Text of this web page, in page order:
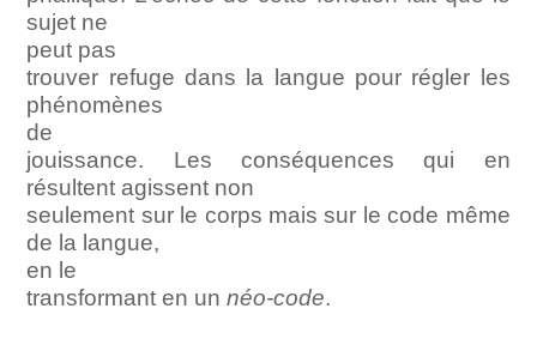
sujet ne
peut pas
trouver refuge dans la langue pour régler les
phénomènes
de
jouissance. Les conséquences qui en
résultent agissent non
seulement sur le corps mais sur le code même
de la langue,
en le
transformant en unnéo-code.